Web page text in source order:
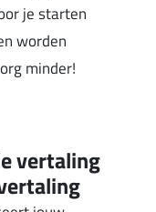
je starten
worden
minder!
vertaling